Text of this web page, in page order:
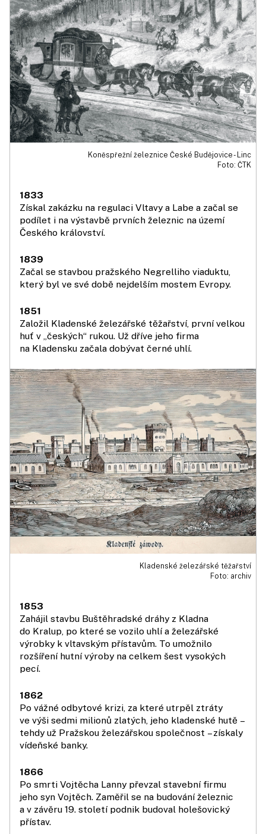
Koněspřežní železnice České Budějovice - Linc
Foto: ČTK
1833
Získal zakázku na regulaci Vltavy a Labe a začal se
podílet i na výstavbě prvních železnic na území
Českého království.
1839
Začal se stavbou pražského Negrelliho viaduktu,
který byl ve své době nejdelším mostem Evropy.
1851
Založil Kladenské železářské těžařství, první velkou
huť v „českých“ rukou. Už dříve jeho firma
na Kladensku začala dobývat černé uhlí.
Kladenské železářské těžařství
Foto: archiv
1853
Zahájil stavbu Buštěhradské dráhy z Kladna
do Kralup, po které se vozilo uhlí a železářské
výrobky k vltavským přístavům. To umožnilo
rozšíření hutní výroby na celkem šest vysokých
pecí.
1862
Po vážné odbytové krizi, za které utrpěl ztráty
ve výši sedmi milionů zlatých, jeho kladenské hutě –
tehdy už Pražskou že­lezářskou společnost – získaly
vídeňské banky.
1866
Po smrti Vojtěcha Lanny převzal stavební firmu
jeho syn Vojtěch. Zaměřil se na budování železnic
a v závěru 19. století podnik budoval holešovický
přístav.